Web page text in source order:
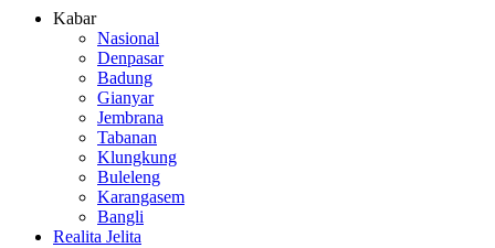
Kabar
Nasional
Denpasar
Badung
Gianyar
Jembrana
Tabanan
Klungkung
Buleleng
Karangasem
Bangli
Realita Jelita